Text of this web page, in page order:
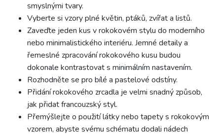
smyslnými tvary.
Vyberte si vzory plné květin, ptáků, zvířat a listů.
Zaveďte jeden kus v rokokovém stylu do moderního
nebo minimalistického interiéru. Jemné detaily a
řemeslné zpracování rokokového kusu budou
dokonale kontrastovat s minimálním nastavením.
Rozhodněte se pro bílé a pastelové odstíny.
Přidání rokokového zrcadla je velmi snadný způsob,
jak přidat francouzský styl.
Přemýšlejte o použití látky nebo tapety s rokokovým
vzorem, abyste svému schématu dodali nádech